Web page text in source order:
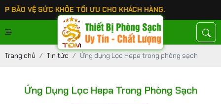
SỨC KHỎE TỐI ƯU CHO KHÁCH HÀNG.
Trang chủ Tin tức Ứng dụng Lọc Hepa trong phòng sạch
Ứng Dụng Lọc Hepa Trong Phòng Sạch